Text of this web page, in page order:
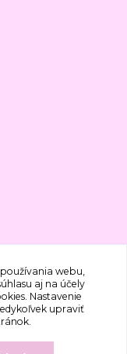
webu,
aj na účely
Nastavenie
upraviť